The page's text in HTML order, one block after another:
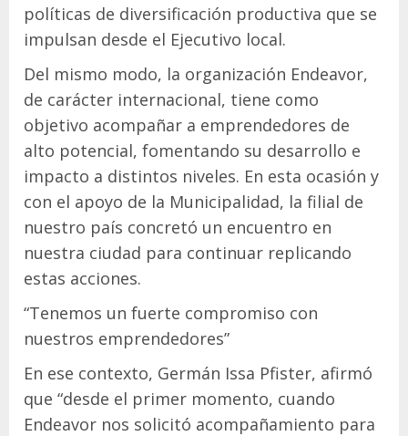
políticas de diversificación productiva que se
impulsan desde el Ejecutivo local.
Del mismo modo, la organización Endeavor,
de carácter internacional, tiene como
objetivo acompañar a emprendedores de
alto potencial, fomentando su desarrollo e
impacto a distintos niveles. En esta ocasión y
con el apoyo de la Municipalidad, la filial de
nuestro país concretó un encuentro en
nuestra ciudad para continuar replicando
estas acciones.
“Tenemos un fuerte compromiso con
nuestros emprendedores”
En ese contexto, Germán Issa Pfister, afirmó
que “desde el primer momento, cuando
Endeavor nos solicitó acompañamiento para